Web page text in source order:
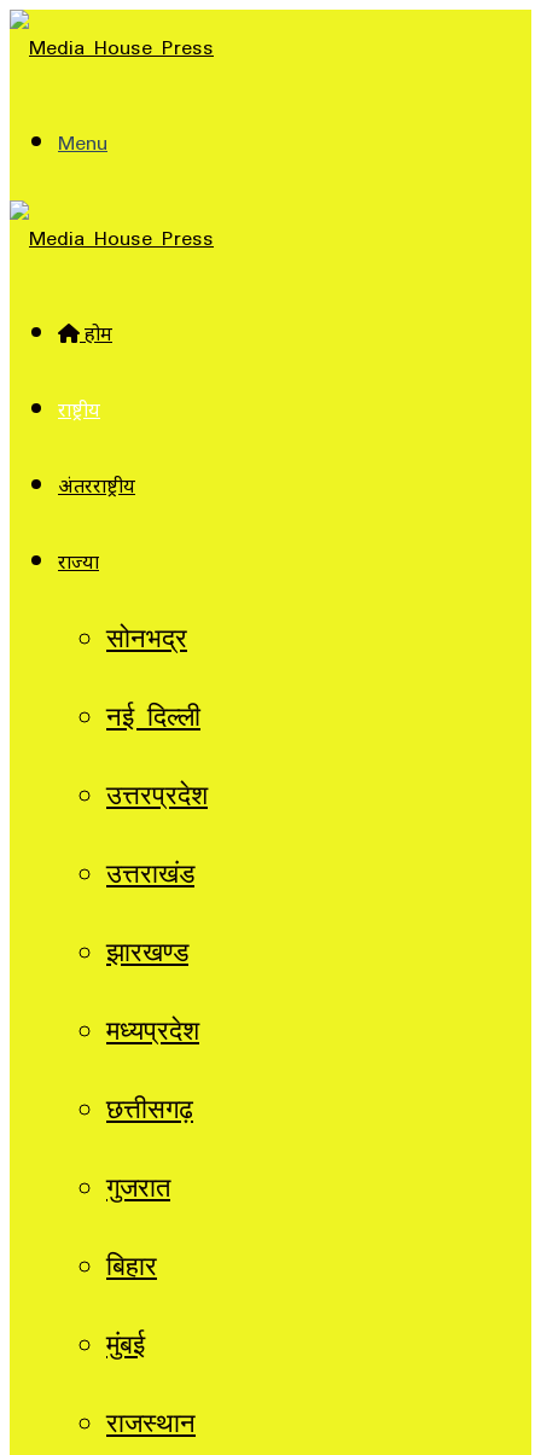
Menu
होम
राष्ट्रीय
अंतरराष्ट्रीय
राज्यों
सोनभद्र
नई दिल्ली
उत्तरप्रदेश
उत्तराखंड
झारखण्ड
मध्यप्रदेश
छत्तीसगढ़
गुजरात
बिहार
मुंबई
राजस्थान